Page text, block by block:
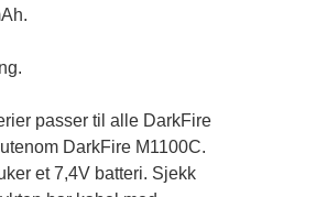
passer til alle DarkFire
DarkFire M1100C.
et 7,4V batteri. Sjekk